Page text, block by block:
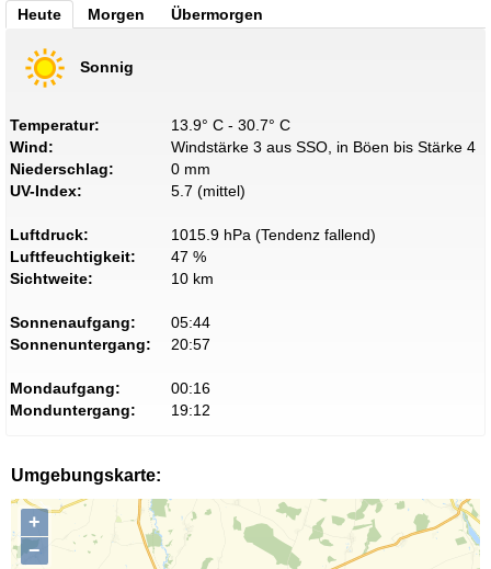
Heute Morgen Übermorgen
Sonnig
Temperatur:
13.9° C - 30.7° C
Wind:
Windstärke 3 aus SSO, in Böen bis Stärke 4
Niederschlag:
0 mm
UV-Index:
5.7 (mittel)
Luftdruck:
1015.9 hPa (Tendenz fallend)
Luftfeuchtigkeit:
47 %
Sichtweite:
10 km
Sonnenaufgang:
05:44
Sonnenuntergang:
20:57
Mondaufgang:
00:16
Monduntergang:
19:12
Umgebungskarte:
+
−